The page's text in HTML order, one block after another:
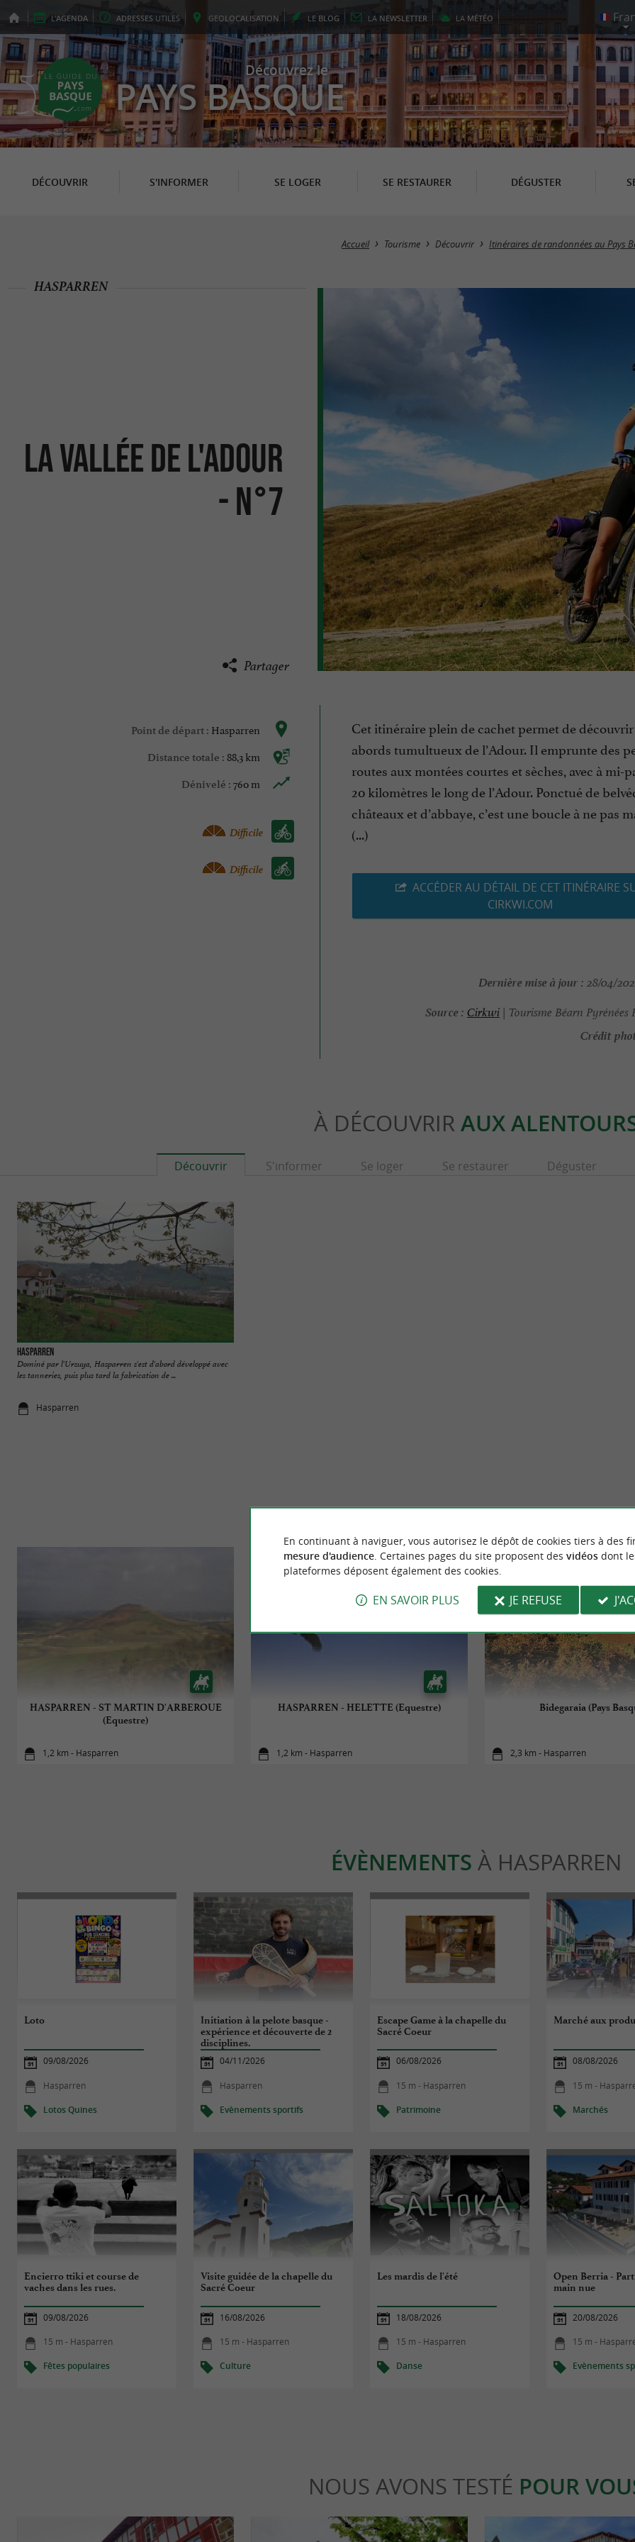
L'AGENDA ADRESSES UTILES GEOLOCALISATION LE BLOG LA NEWSLETTER LA MÉTÉO
Découvrez le
PAYS BASQUE
DÉCOUVRIR S'INFORMER SE LOGER SE RESTAURER DÉGUSTER
Accueil Tourisme Découvrir Itinéraires de randonnées au Pays
La vallée de l'Adour
- N°7
HASPARREN
Partager
Point de départ : Hasparren
Distance totale : 88,3 km
Dénivelé : 760 m
Vélo vtc :
Difficile
Vélo / route :
Difficile
Cet itinéraire plein de cachet permet de
abords tumultueux de l’Adour. Il emprunte des
routes aux montées courtes et sèches, avec à mi-
20 kilomètres le long de l’Adour. Ponctué de
châteaux et d’abbaye, c’est une boucle à ne pas
(...)
ACCÉDER AU DÉTAIL DE CET ITINÉRAIRE
CIRKWI.COM
Dernière mise à jour : 28/04/
Source : Cirkwi| Tourisme Béarn Pyrénées
Crédit
À DÉCOUVRIR AUX
Découvrir S'informer Se loger Se restaurer Déguster
Hasparren
Dominé par l'Ursuya, Hasparren s'est d'abord développé avec
les tanneries, puis plus tard la fabrication de ...
Hasparren
VOUS AIMEREZAUSSI
HASPARREN - ST MARTIN D'ARBEROUE
(Equestre)
1,2 km - Hasparren
HASPARREN - HELETTE (Equestre)
1,2 km - Hasparren
Bidegaraia (Pays
2,3 km - Hasparren
ÉVÈNEMENTS À HASPARREN
Loto
09/08/2026
Hasparren
Lotos Quines
Initiation à la pelote basque -
expérience et découverte de 2
disciplines.
04/11/2026
Hasparren
Evènements sportifs
Escape Game à la chapelle du
Sacré Coeur
06/08/2026
15 m - Hasparren
Patrimoine
Marché aux
08/08/2026
15 m -
Marchés
Encierro ttiki et course de
vaches dans les rues.
09/08/2026
15 m - Hasparren
Fêtes populaires
Visite guidée de la chapelle du
Sacré Coeur
16/08/2026
15 m - Hasparren
Culture
Les mardis de l'été
18/08/2026
15 m - Hasparren
Danse
Open Berria -
main nue
20/08/2026
15 m -
Evènements
NOUS AVONS TESTÉ POUR
En continuant à naviguer, vous autorisez le dépôt de cookies tiers à des
mesure d'audience. Certaines pages du site proposent des vidéosdont
plateformes déposent également des cookies.
EN SAVOIR PLUS JE REFUSE